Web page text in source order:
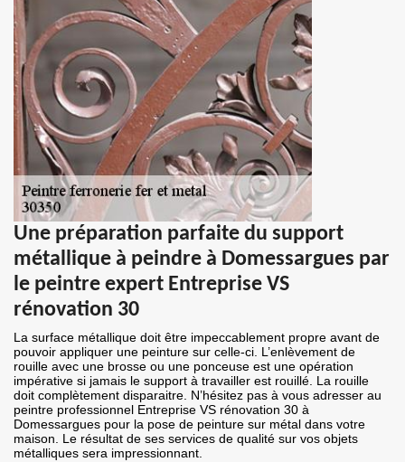
Une préparation parfaite du support
métallique à peindre à Domessargues par
le peintre expert Entreprise VS
rénovation 30
La surface métallique doit être impeccablement propre avant de
pouvoir appliquer une peinture sur celle-ci. L’enlèvement de
rouille avec une brosse ou une ponceuse est une opération
impérative si jamais le support à travailler est rouillé. La rouille
doit complètement disparaitre. N’hésitez pas à vous adresser au
peintre professionnel Entreprise VS rénovation 30 à
Domessargues pour la pose de peinture sur métal dans votre
maison. Le résultat de ses services de qualité sur vos objets
métalliques sera impressionnant.